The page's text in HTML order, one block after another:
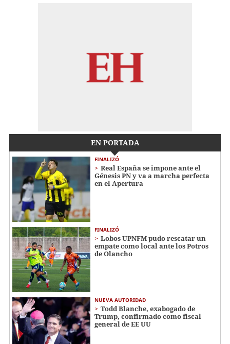
EN PORTADA
FINALIZÓ
Real España se impone ante el
Génesis PN y va a marcha perfecta
en el Apertura
FINALIZÓ
Lobos UPNFM pudo rescatar un
empate como local ante los Potros
de Olancho
NUEVA AUTORIDAD
Todd Blanche, exabogado de
Trump, confirmado como fiscal
general de EE UU